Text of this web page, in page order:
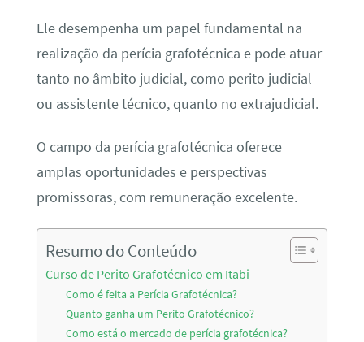
Ele desempenha um papel fundamental na
realização da perícia grafotécnica e pode atuar
tanto no âmbito judicial, como perito judicial
ou assistente técnico, quanto no extrajudicial.
O campo da perícia grafotécnica oferece
amplas oportunidades e perspectivas
promissoras, com remuneração excelente.
Resumo do Conteúdo
Curso de Perito Grafotécnico em Itabi
Como é feita a Perícia Grafotécnica?
Quanto ganha um Perito Grafotécnico?
Como está o mercado de perícia grafotécnica?